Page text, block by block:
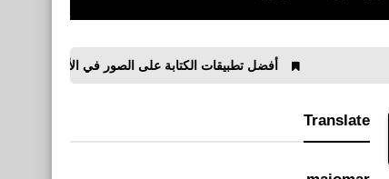
أفضل تطبيقات الكتابة على الصور في الأندرويد
Translate